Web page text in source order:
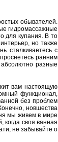
обывателей.
гидромассажные
для купания. В то
но также
сталкиваетесь с
ранним
разные
вам настоящую
функционал,
без проблем
новшества
мы живем в мире
своя ванная
не забывайте о